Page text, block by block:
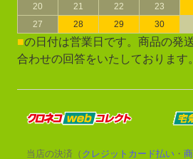
20
21 22 23
27
28 29 30
■の日付は営業日です。商品の発
合わせの回答をいたしております。
当店の決済（ クレジットカード払い ・